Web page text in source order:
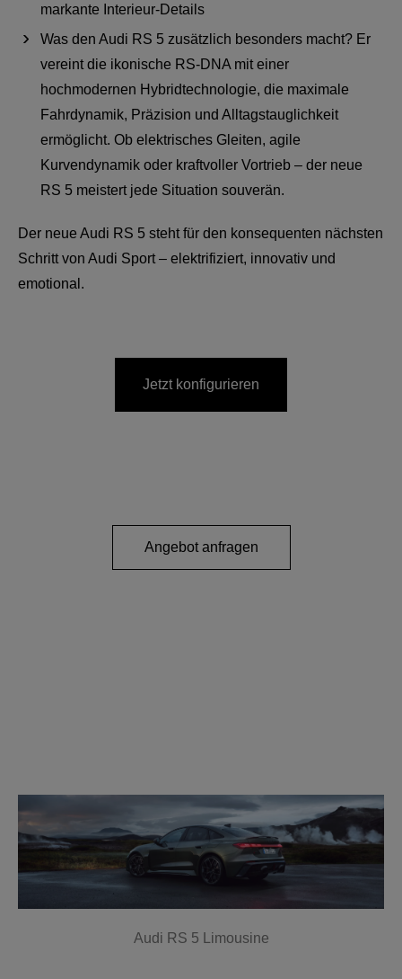
markante Interieur‑Details
Was den Audi RS 5 zusätzlich besonders macht? Er
vereint die ikonische RS‑DNA mit einer
hochmodernen Hybridtechnologie, die maximale
Fahrdynamik, Präzision und Alltagstauglichkeit
ermöglicht. Ob elektrisches Gleiten, agile
Kurvendynamik oder kraftvoller Vortrieb – der neue
RS 5 meistert jede Situation souverän.
Der neue Audi RS 5 steht für den konsequenten nächsten
Schritt von Audi Sport – elektrifiziert, innovativ und
emotional.
Jetzt konfigurieren
Angebot anfragen
Audi RS 5 Limousine